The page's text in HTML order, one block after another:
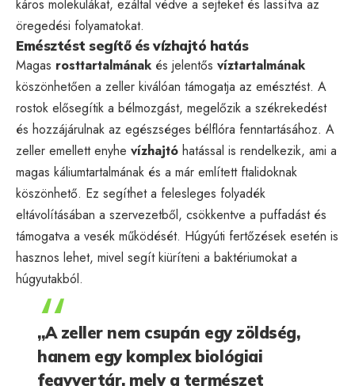
káros molekulákat, ezáltal védve a sejteket és lassítva az
öregedési folyamatokat.
Emésztést segítő és vízhajtó hatás
Magas rosttartalmának és jelentős víztartalmának
köszönhetően a zeller kiválóan támogatja az emésztést. A
rostok elősegítik a bélmozgást, megelőzik a székrekedést
és hozzájárulnak az egészséges bélflóra fenntartásához. A
zeller emellett enyhe vízhajtó hatással is rendelkezik, ami a
magas káliumtartalmának és a már említett ftalidoknak
köszönhető. Ez segíthet a felesleges folyadék
eltávolításában a szervezetből, csökkentve a puffadást és
támogatva a vesék működését. Húgyúti fertőzések esetén is
hasznos lehet, mivel segít kiüríteni a baktériumokat a
húgyutakból.
„A zeller nem csupán egy zöldség,
hanem egy komplex biológiai
fegyvertár, mely a természet